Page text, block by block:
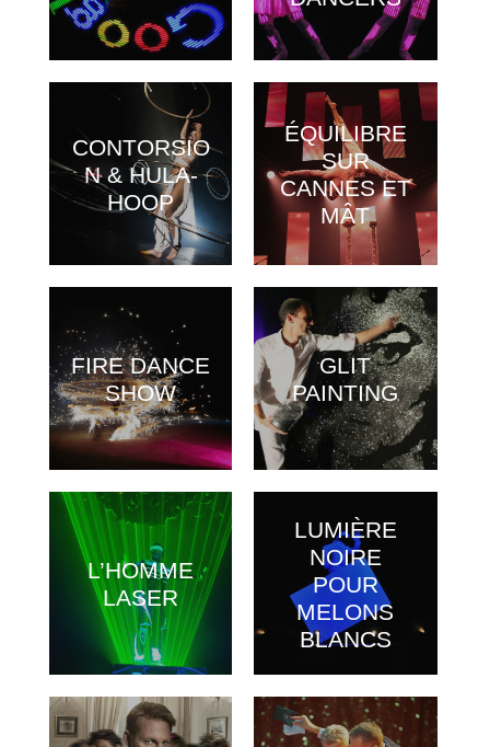
CONTORSIO
N & HULA-
HOOP
ÉQUILIBRE
SUR
CANNES ET
MÂT
FIRE DANCE
SHOW
GLIT
PAINTING
L’HOMME
LASER
LUMIÈRE
NOIRE
POUR
MELONS
BLANCS